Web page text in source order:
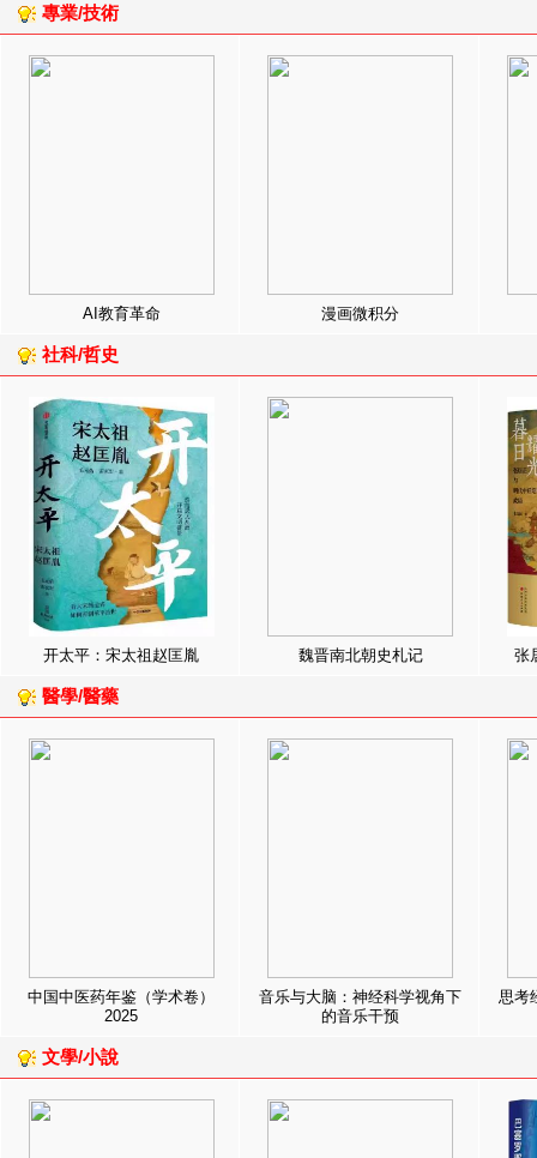
專業/技術
AI教育革命 漫画微积分
社科/哲史
开太平：宋太祖赵匡胤 魏晋南北朝史札记 张
醫學/醫藥
中国中医药年鉴（学术卷）
2025
音乐与大脑：神经科学视角下
的音乐干预
思考
文學/小說